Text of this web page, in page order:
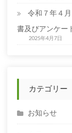
令和７年４
書及びアンケー
2025年4月7日
カテゴリー
お知らせ